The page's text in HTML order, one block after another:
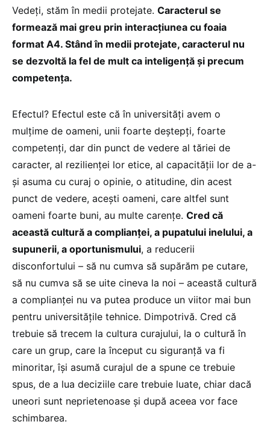
Vedeți, stăm în medii protejate. Caracterul se
formează mai greu prin interacțiunea cu foaia
format A4. Stând în medii protejate, caracterul nu
se dezvoltă la fel de mult ca inteligență și precum
competența.
Efectul? Efectul este că în universități avem o
mulțime de oameni, unii foarte deștepți, foarte
competenți, dar din punct de vedere al tăriei de
caracter, al rezilienței lor etice, al capacității lor de a-
și asuma cu curaj o opinie, o atitudine, din acest
punct de vedere, acești oameni, care altfel sunt
oameni foarte buni, au multe carențe. Cred că
această cultură a complianței, a pupatului inelului, a
supunerii, a oportunismului, a reducerii
disconfortului – să nu cumva să supărăm pe cutare,
să nu cumva să se uite cineva la noi – această cultură
a complianței nu va putea produce un viitor mai bun
pentru universitățile tehnice. Dimpotrivă. Cred că
trebuie să trecem la cultura curajului, la o cultură în
care un grup, care la început cu siguranță va fi
minoritar, își asumă curajul de a spune ce trebuie
spus, de a lua deciziile care trebuie luate, chiar dacă
uneori sunt neprietenoase și după aceea vor face
schimbarea.